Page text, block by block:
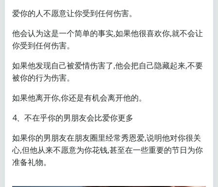
爱你的人不愿意让你受到任何伤害。
他会认为这是一个简单的事实,如果他很喜欢你,就不会让
你受到任何伤害。
如果他发现自己被爱情伤害了,他会把自己隐藏起来,不要
被你的行为伤害。
如果他离开你,你还是有机会离开他的。
4、不在乎你的男朋友会比爱你更多
如果你的男朋友在朋友圈里经常秀恩爱,说明他对你很关
心,但他从来不愿意为你花钱,甚至在一些重要的节日为你
准备礼物。